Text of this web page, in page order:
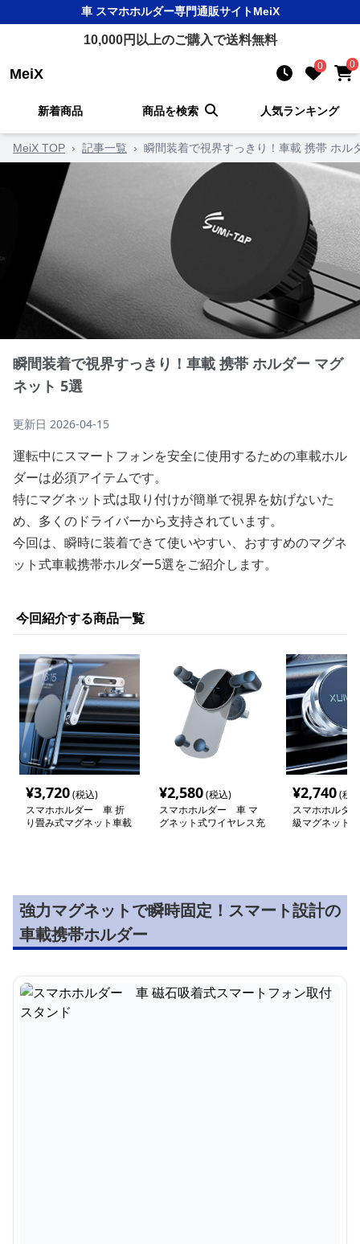
車 スマホホルダー専門通販サイトMeiX
10,000円以上のご購入で送料無料
MeiX 0 0
新着商品 商品を検索 人気ランキング
MeiX TOP › 記事一覧 › 瞬間装着で視界すっきり！車載 携帯 ホル
瞬間装着で視界すっきり！車載 携帯 ホルダー マグ
ネット 5選
更新日 2026-04-15
運転中にスマートフォンを安全に使用するための車載ホル
ダーは必須アイテムです。
特にマグネット式は取り付けが簡単で視界を妨げないた
め、多くのドライバーから支持されています。
今回は、瞬時に装着できて使いやすい、おすすめのマグネ
ット式車載携帯ホルダー5選をご紹介します。
今回紹介する商品一覧
¥3,720(税込)
スマホホルダー 車 折
り畳み式マグネット車載
¥2,580(税込)
スマホホルダー 車 マ
グネット式ワイヤレス充
¥2,740(税
スマホホルダ
級マグネット
強力マグネットで瞬時固定！スマート設計の
車載携帯ホルダー